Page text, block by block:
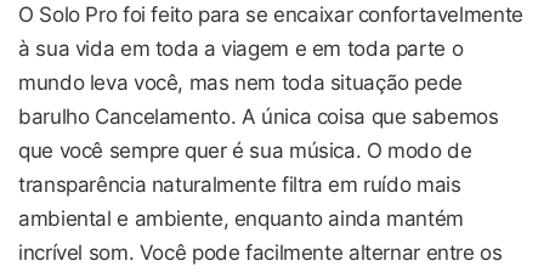
O Solo Pro foi feito para se encaixar confortavelmente
à sua vida em toda a viagem e em toda parte o
mundo leva você, mas nem toda situação pede
barulho Cancelamento. A única coisa que sabemos
que você sempre quer é sua música. O modo de
transparência naturalmente filtra em ruído mais
ambiental e ambiente, enquanto ainda mantém
incrível som. Você pode facilmente alternar entre os